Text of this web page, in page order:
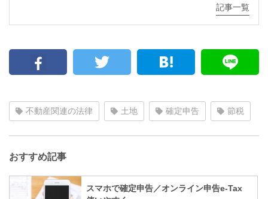
記事一覧
不動産関連の法律 土地 確定申告 節税
おすすめ記事
スマホで確定申告／オンライン申告e-Tax